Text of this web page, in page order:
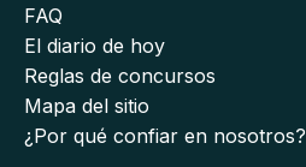
FAQ
El diario de hoy
Reglas de concursos
Mapa del sitio
¿Por qué confiar en nosotros?